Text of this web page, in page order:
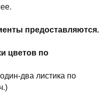
предоставляются.
цветов по
два листика по